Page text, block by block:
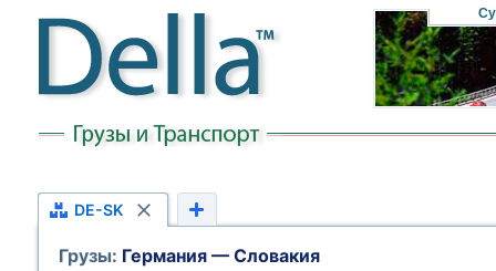
DE-SK
Грузы: Германия — Словакия